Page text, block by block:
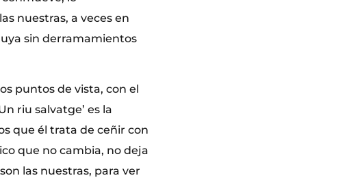
nuestras, a veces en
sin derramamientos
puntos de vista, con el
riu salvatge’ es la
que él trata de ceñir con
que no cambia, no deja
las nuestras, para ver